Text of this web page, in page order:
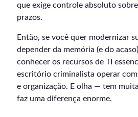
que exige controle absoluto
prazos.
Então, se você quer modernizar
depender da memória (e do
conhecer os recursos de TI
escritório criminalista operar
e organização. E olha — tem
faz uma diferença enorme.